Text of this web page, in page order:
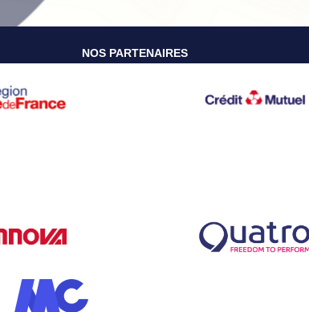
NOS PARTENAIRES